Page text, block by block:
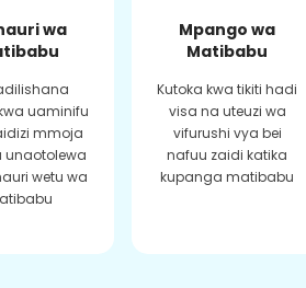
wa
uaminifu
mmoja
unaotolewa
wetu wa
Mpango wa
Matibabu
Kutoka kwa tikiti hadi
visa na uteuzi wa
vifurushi vya bei
nafuu zaidi katika
kupanga matibabu